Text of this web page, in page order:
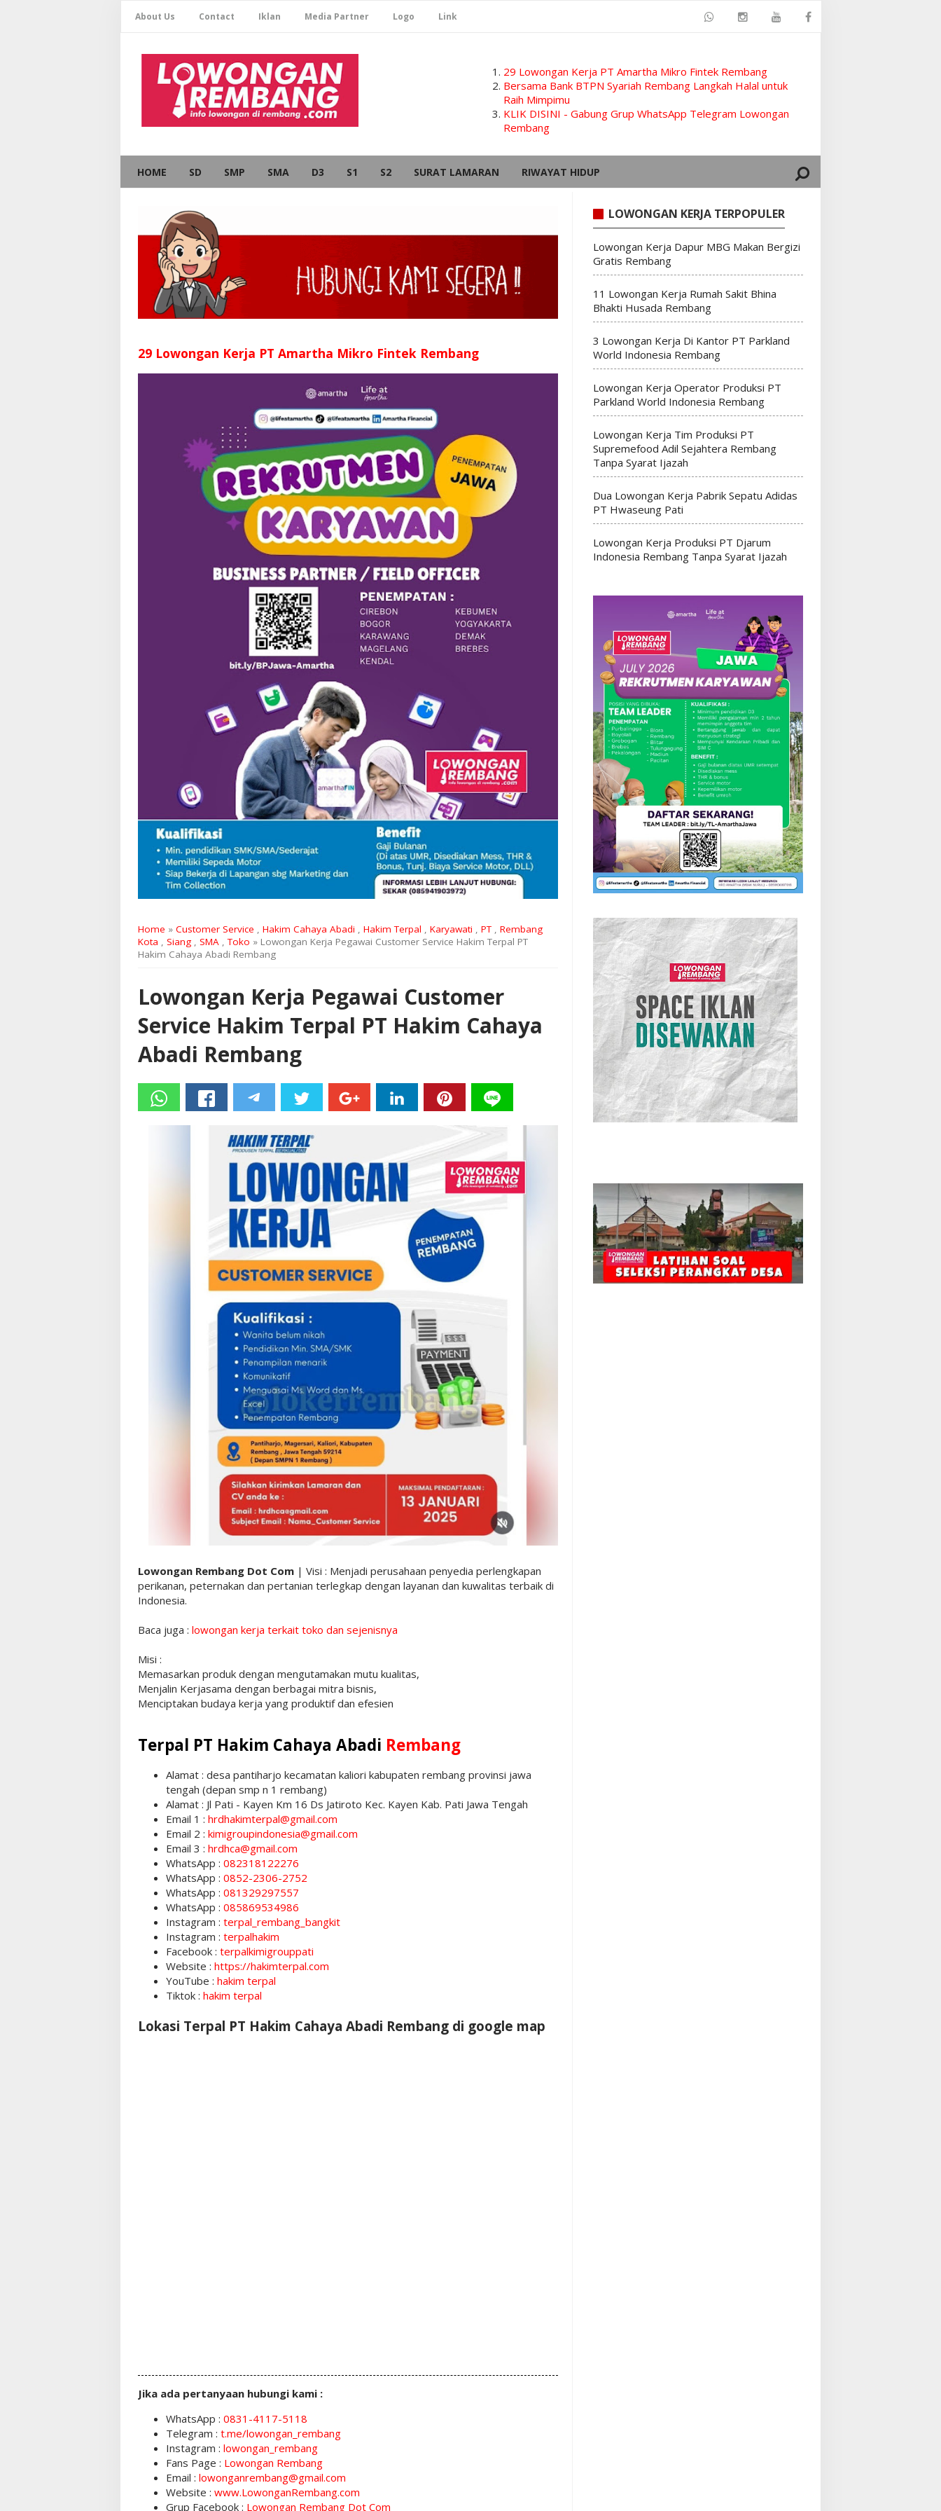
About Us Contact Iklan Media Partner Logo Link
29 Lowongan Kerja PT Amartha Mikro Fintek Rembang
Bersama Bank BTPN Syariah Rembang Langkah Halal untuk
Raih Mimpimu
KLIK DISINI - Gabung Grup WhatsApp Telegram Lowongan
Rembang
HOME SD SMP SMA D3 S1 S2 SURAT LAMARAN RIWAYAT HIDUP
29 Lowongan Kerja PT Amartha Mikro Fintek Rembang
Home » Customer Service , Hakim Cahaya Abadi , Hakim Terpal , Karyawati , PT , Rembang
Kota , Siang , SMA ,Toko » Lowongan Kerja Pegawai Customer Service Hakim Terpal PT
Hakim Cahaya Abadi Rembang
Lowongan Kerja Pegawai Customer
Service Hakim Terpal PT Hakim Cahaya
Abadi Rembang
Lowongan Rembang Dot Com | Visi : Menjadi perusahaan penyedia perlengkapan
perikanan, peternakan dan pertanian terlegkap dengan layanan dan kuwalitas terbaik di
Indonesia.
Baca juga : lowongan kerja terkait toko dan sejenisnya
Misi :
Memasarkan produk dengan mengutamakan mutu kualitas,
Menjalin Kerjasama dengan berbagai mitra bisnis,
Menciptakan budaya kerja yang produktif dan efesien
Terpal PT Hakim Cahaya Abadi Rembang
Alamat : desa pantiharjo kecamatan kaliori kabupaten rembang provinsi jawa
tengah (depan smp n 1 rembang)
Alamat : Jl Pati - Kayen Km 16 Ds Jatiroto Kec. Kayen Kab. Pati Jawa Tengah
Email 1 : hrdhakimterpal@gmail.com
Email 2 : kimigroupindonesia@gmail.com
Email 3 : hrdhca@gmail.com
WhatsApp : 082318122276
WhatsApp : 0852-2306-2752
WhatsApp : 081329297557
WhatsApp : 085869534986
Instagram : terpal_rembang_bangkit
Instagram : terpalhakim
Facebook : terpalkimigrouppati
Website : https://hakimterpal.com
YouTube : hakim terpal
Tiktok : hakim terpal
Lokasi Terpal PT Hakim Cahaya Abadi Rembang di google map
Jika ada pertanyaan hubungi kami :
WhatsApp : 0831-4117-5118
Telegram : t.me/lowongan_rembang
Instagram : lowongan_rembang
Fans Page : Lowongan Rembang
Email : lowonganrembang@gmail.com
Website : www.LowonganRembang.com
Grup Facebook : Lowongan Rembang Dot Com
LOWONGAN KERJA TERPOPULER
Lowongan Kerja Dapur MBG Makan Bergizi
Gratis Rembang
11 Lowongan Kerja Rumah Sakit Bhina
Bhakti Husada Rembang
3 Lowongan Kerja Di Kantor PT Parkland
World Indonesia Rembang
Lowongan Kerja Operator Produksi PT
Parkland World Indonesia Rembang
Lowongan Kerja Tim Produksi PT
Supremefood Adil Sejahtera Rembang
Tanpa Syarat Ijazah
Dua Lowongan Kerja Pabrik Sepatu Adidas
PT Hwaseung Pati
Lowongan Kerja Produksi PT Djarum
Indonesia Rembang Tanpa Syarat Ijazah